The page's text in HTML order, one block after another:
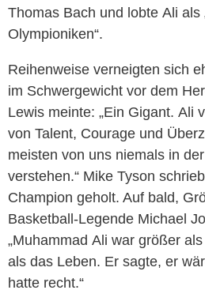
Thomas Bach und lobte Ali als
Olympioniken“.
Reihenweise verneigten sich
im Schwergewicht vor dem
Lewis meinte: „Ein Gigant. Ali
von Talent, Courage und
meisten von uns niemals in
verstehen.“ Mike Tyson
Champion geholt. Auf bald,
Basketball-Legende Michael
„Muhammad Ali war größer
als das Leben. Er sagte, er
hatte recht.“